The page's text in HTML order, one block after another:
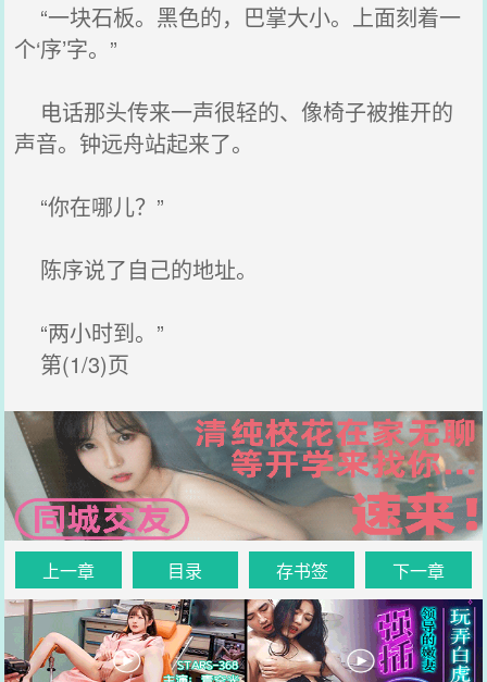
“一块石板。黑色的，巴掌大小。上面刻着一
个‘序’字。”
电话那头传来一声很轻的、像椅子被推开的
声音。钟远舟站起来了。
“你在哪儿？”
陈序说了自己的地址。
“两小时到。”
第(1/3)页
上一章 目录 存书签 下一章